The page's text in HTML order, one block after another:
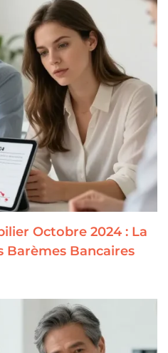
Octobre 2024 : La
Barèmes Bancaires